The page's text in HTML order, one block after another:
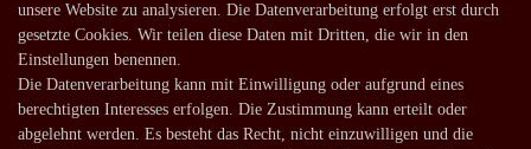
Versandarten und -kosten
Service
Kontakt
unsere Website zu analysieren. Die Datenverarbeitung erfolgt erst durch
gesetzte Cookies. Wir teilen diese Daten mit Dritten, die wir in den
Einstellungen benennen.
Die Datenverarbeitung kann mit Einwilligung oder aufgrund eines
berechtigten Interesses erfolgen. Die Zustimmung kann erteilt oder
abgelehnt werden. Es besteht das Recht, nicht einzuwilligen und die